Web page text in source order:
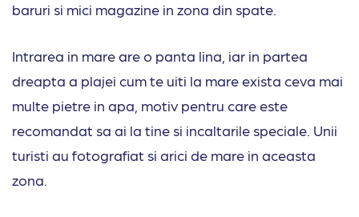
baruri si mici magazine in zona din spate.
Intrarea in mare are o panta lina, iar in partea
dreapta a plajei cum te uiti la mare exista ceva mai
multe pietre in apa, motiv pentru care este
recomandat sa ai la tine si incaltarile speciale. Unii
turisti au fotografiat si arici de mare in aceasta
zona.